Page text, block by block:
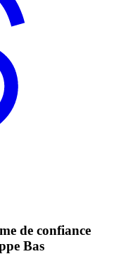
de confiance
Bas